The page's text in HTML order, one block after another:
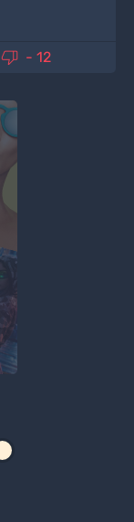
 - 12